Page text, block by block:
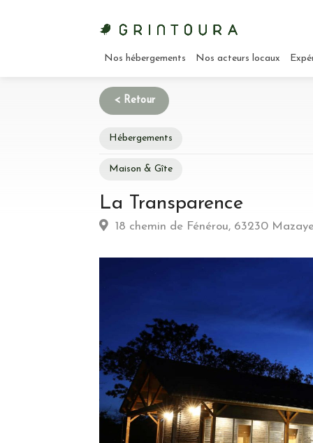
Nos hébergements Nos acteurs locaux
Hébergements
Habitation
Type d’hebergement :Moderne /
Eau chaude solaire
Panneaux photovoltaïques
Eolienne
Hydraulique
Digesteur (gaz vert)
Puit de lumière
Puit canadien
Maison & Gîte
La Transparence
18 chemin de Fénérou, 63230